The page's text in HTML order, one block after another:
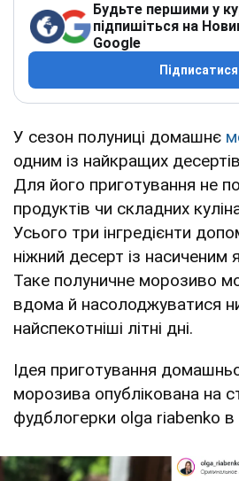
Будьте першими у
підпишіться на
Google
Підписатися
У сезон полуниці домашнє
одним із найкращих
Для його приготування не
продуктів чи складних
Усього три інгредієнти
ніжний десерт із насиченим
Таке полуничне морозиво
вдома й насолоджуватися
найспекотніші літні дні.
Ідея приготування
морозива опублікована на
фудблогерки olga riabenko в